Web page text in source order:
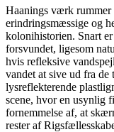
Haanings værk
erindringsmæssige og
kolonihistorien. Snart er
forsvundet, ligesom
hvis refleksive
vandet at sive ud fra
lysreflekterende
scene, hvor en usynlig
fornemmelse af, at
rester af